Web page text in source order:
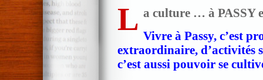
L a culture … à PASSY
Vivre à Passy, c’est
extraordinaire, d’activités
c’est aussi pouvoir se